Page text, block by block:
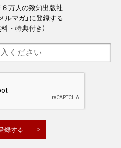
万人の致知出版社
ルマガ」に登録する
料・特典付き）